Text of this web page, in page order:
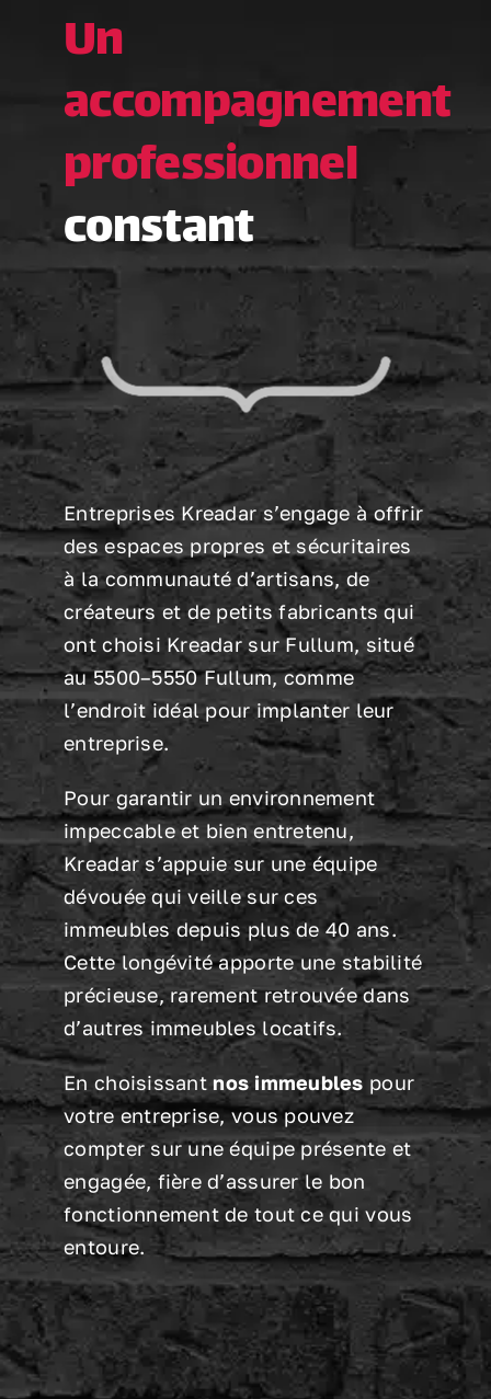
Un
accompagnement
professionnel
constant
Entreprises Kreadar s’engage à offrir
des espaces propres et sécuritaires
à la communauté d’artisans, de
créateurs et de petits fabricants qui
ont choisi Kreadar sur Fullum, situé
au 5500–5550 Fullum, comme
l’endroit idéal pour implanter leur
entreprise.
Pour garantir un environnement
impeccable et bien entretenu,
Kreadar s’appuie sur une équipe
dévouée qui veille sur ces
immeubles depuis plus de 40 ans.
Cette longévité apporte une stabilité
précieuse, rarement retrouvée dans
d’autres immeubles locatifs.
En choisissantnos immeubles pour
votre entreprise, vous pouvez
compter sur une équipe présente et
engagée, fière d’assurer le bon
fonctionnement de tout ce qui vous
entoure.